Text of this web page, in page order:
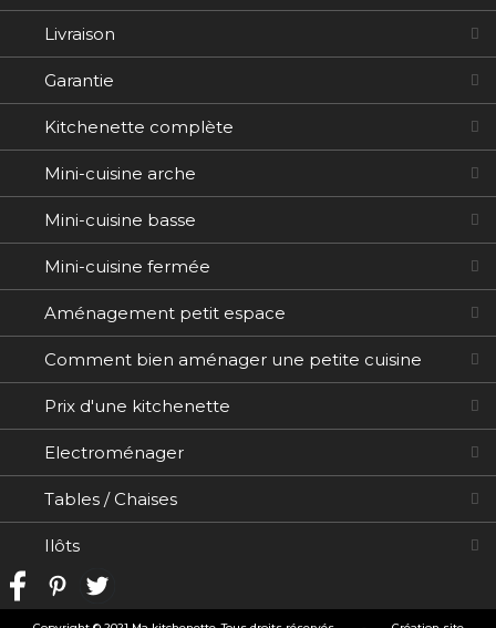
Livraison
Garantie
Kitchenette complète
Mini-cuisine arche
Mini-cuisine basse
Mini-cuisine fermée
Aménagement petit espace
Comment bien aménager une petite cuisine
Prix d'une kitchenette
Electroménager
Tables / Chaises
Ilôts